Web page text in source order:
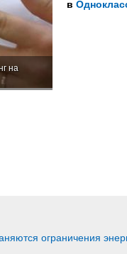
на
в
ограничения